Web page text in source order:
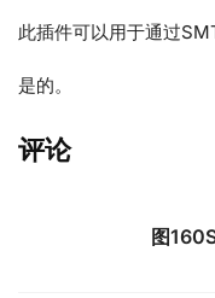
此插件可以用于通过
是的。
评论
图